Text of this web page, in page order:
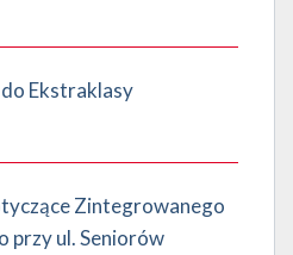
Ekstraklasy
Zintegrowanego
przy ul. Seniorów